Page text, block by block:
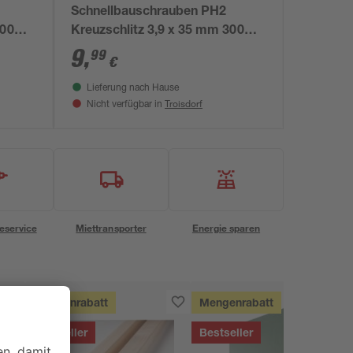
Schnellbauschrauben PH2
Kreuzschlitz 3,9 x 35 mm 300
Stück
9,99 €
Lieferung nach Hause
Nicht verfügbar in Troisdorf
Miettransporter Energie sparen
Mengenrabatt
Bestseller
Mengenrabatt
Bestseller